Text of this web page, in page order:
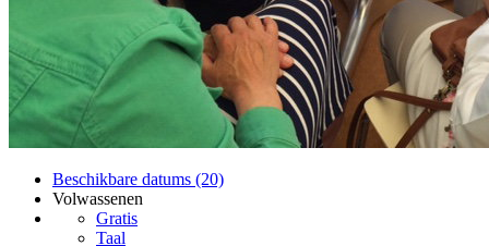
Beschikbare datums (20)
Volwassenen
Gratis
Taal